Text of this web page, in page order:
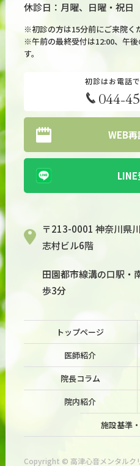
休診日：月曜、日曜・祝日
※初診の方は15分前にご来院く
※午前の最終受付は12:00、午
す。
初診はお電話
044-
WEB
〒213-0001 神奈川県
志村ビル6階
田園都市線溝の口駅・
歩3分
トップページ
医師紹介
院長コラム
院内紹介
施設基準
Copyright © 高津心音メンタル